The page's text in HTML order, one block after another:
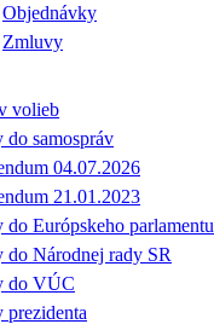
Objednávky
Zmluvy
volieb
samospráv
04.07.2026
21.01.2023
Európskeho parlamentu
Národnej rady SR
do VÚC